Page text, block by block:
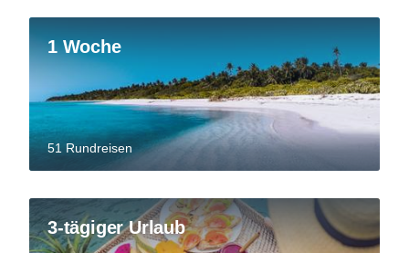
1 Woche
51 Rundreisen
3-tägiger Urlaub